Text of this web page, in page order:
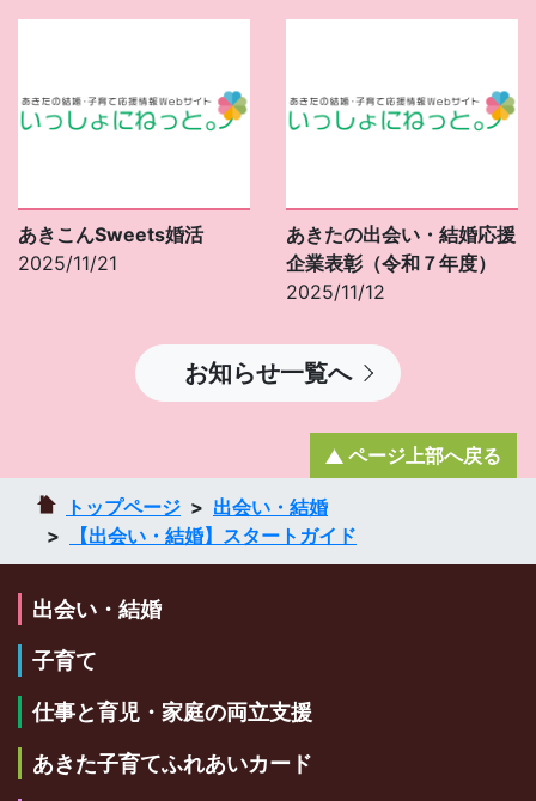
あきこんSweets婚活
2025/11/21
あきたの出会い・結婚応援
企業表彰（令和７年度）
2025/11/12
お知らせ一覧へ
トップページ
出会い・結婚
【出会い・結婚】スタートガイド
ページ上部へ戻る
出会い・結婚
子育て
仕事と育児・家庭の両立支援
あきた子育てふれあいカード